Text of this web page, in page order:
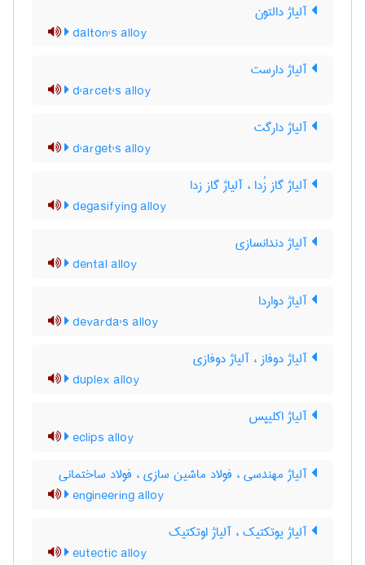
آلیاژ دالتون
dalton's alloy
آلیاژ دارست
d'arcet's alloy
آلیاژ دارگت
d'arget's alloy
آلیاژ گاز زُدا ، آلیاژ گاز زدا
degasifying alloy
آلیاژ دندانسازی
dental alloy
آلیاژ دواردا
devarda's alloy
آلیاژ دوفاز ، آلیاژ دوفازی
duplex alloy
آلیاژ اکلیپس
eclips alloy
آلیاژ مهندسی ، فولاد ماشین سازی ، فولاد ساختمانی
engineering alloy
آلیاژ یوتکتیک ، آلیاژ اوتکتیک
eutectic alloy